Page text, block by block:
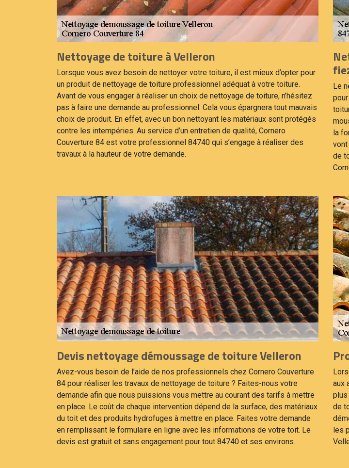
Nettoyage de toiture à Velleron
Lorsque vous avez besoin de nettoyer votre toiture, il est mieux d’opter pour
un produit de nettoyage de toiture professionnel adéquat à votre toiture.
Avant de vous engager à réaliser un choix de nettoyage de toiture, n’hésitez
pas à faire une demande au professionnel. Cela vous épargnera tout mauvais
choix de produit. En effet, avec un bon nettoyant les matériaux sont protégés
contre les intempéries. Au service d’un entretien de qualité, Cornero
Couverture 84 est votre professionnel 84740 qui s’engage à réaliser des
travaux à la hauteur de votre demande.
Le
la
vont
de
Devis nettoyage démoussage de toiture Velleron
Avez-vous besoin de l’aide de nos professionnels chez Cornero Couverture
84 pour réaliser les travaux de nettoyage de toiture ? Faites-nous votre
demande afin que nous puissions vous mettre au courant des tarifs à mettre
en place. Le coût de chaque intervention dépend de la surface, des matériaux
du toit et des produits hydrofuges à mettre en place. Faites votre demande
en remplissant le formulaire en ligne avec les informations de votre toit. Le
devis est gratuit et sans engagement pour tout 84740 et ses environs.
aux
plus
de
les